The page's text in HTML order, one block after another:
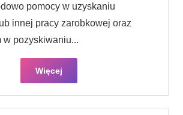
pomocy w uzyskaniu
innej pracy zarobkowej oraz
w pozyskiwaniu...
Więcej